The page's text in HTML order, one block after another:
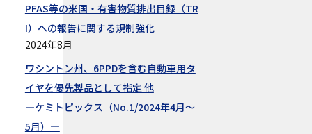
PFAS等の米国・有害物質排出目録（TR
I）への報告に関する規制強化
2024年8月
ワシントン州、6PPDを含む自動車用タ
イヤを優先製品として指定 他
—ケミトピックス（No.1/2024年4月～
5月）—